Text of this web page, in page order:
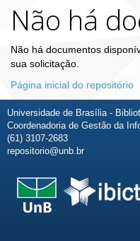
Não há
Não há documentos
sua solicitação.
Página inicial do repositório
Universidade de Brasília -
Coordenadoria de Gestão da
(61) 3107-2683
repositorio@unb.br